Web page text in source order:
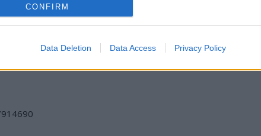
allow Google to enable storage related to personalization.
allow Google to enable storage related to security, including
functionality and fraud prevention, and other user protection.
CONFIRM
Data Deletion Data Access Privacy Policy
BÉRLETTEL A
GYÓGYÍTÓ
MÚZEUM?!
ÜNNEPE